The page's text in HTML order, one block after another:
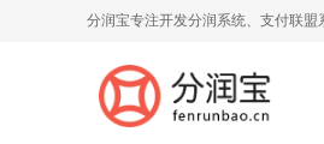
分润宝专注开发分润系统、支付联盟